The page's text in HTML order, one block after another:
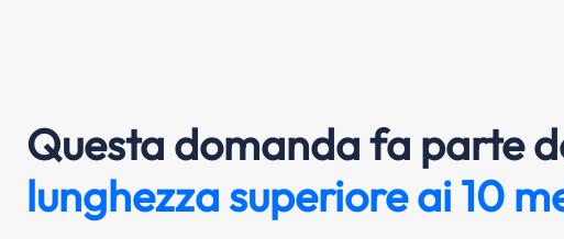
Questa domanda fa parte
lunghezza superiore ai 10